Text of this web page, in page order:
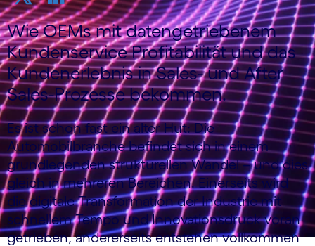
Wie OEMs mit datengetriebenem
Kundenservice Profitabilität und das
Kundenerlebnis in Sales- und After
Sales-Prozesse bekommen.
Es ist schon fast ein alter Hut: Die
Automobilbranche befindet sich in einem
grundlegenden strukturellen Wandel – und dies
gleich in mehreren Bereichen. Einerseits wird
die digitale Transformation der Industrie mit
schnellem Tempo und Innovationsdruck voran
getrieben, andererseits entstehen vollkommen